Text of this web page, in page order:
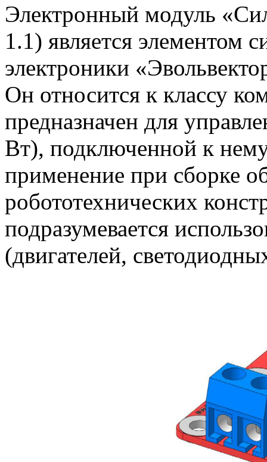
Электронный модуль
1.1) является элементом
электроники
Он относится к классу
предназначен для
Вт), подключенной к
применение при сборке
робототехнических
подразумевается
(двигателей,